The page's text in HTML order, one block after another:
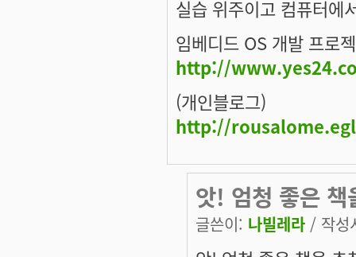
실습 위주이고 컴퓨터에
임베디드 OS 개발 프로
http://
(개인블로그)
http://
앗! 엄청 좋은
글쓴이: 나빌레라 / 작성